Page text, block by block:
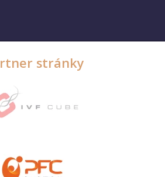
stránky